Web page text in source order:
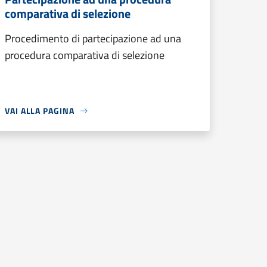
comparativa di selezione
Procedimento di partecipazione ad una
procedura comparativa di selezione
VAI ALLA PAGINA